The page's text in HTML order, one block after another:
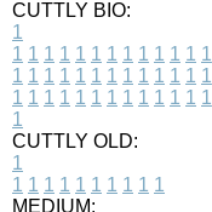
CUTTLY BIO:
1
1 1 1 1 1 1 1 1 1 1 1 1 1
1 1 1 1 1 1 1 1 1 1 1 1 1
1 1 1 1 1 1 1 1 1 1 1 1 1
1
CUTTLY OLD:
1
1 1 1 1 1 1 1 1 1 1
MEDIUM: